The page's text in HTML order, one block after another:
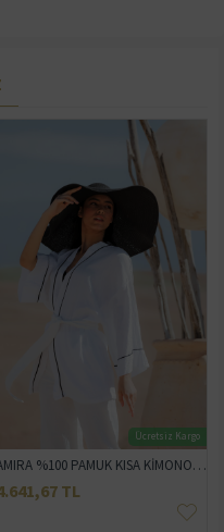
Ücretsiz Kargo
AMIRA %100 PAMUK KISA KİMONO VE PANTOLON TAKIM
TL